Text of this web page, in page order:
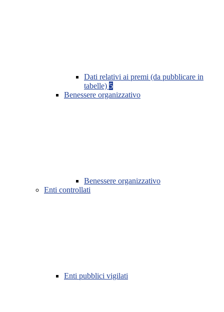
Dati relativi ai premi (da pubblicare in
tabelle) 5
Benessere organizzativo
Benessere organizzativo
Enti controllati
Enti pubblici vigilati